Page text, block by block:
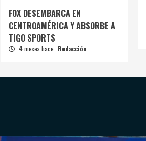
FOX DESEMBARCA EN
CENTROAMÉRICA Y ABSORBE A
TIGO SPORTS
4 meses hace Redacción